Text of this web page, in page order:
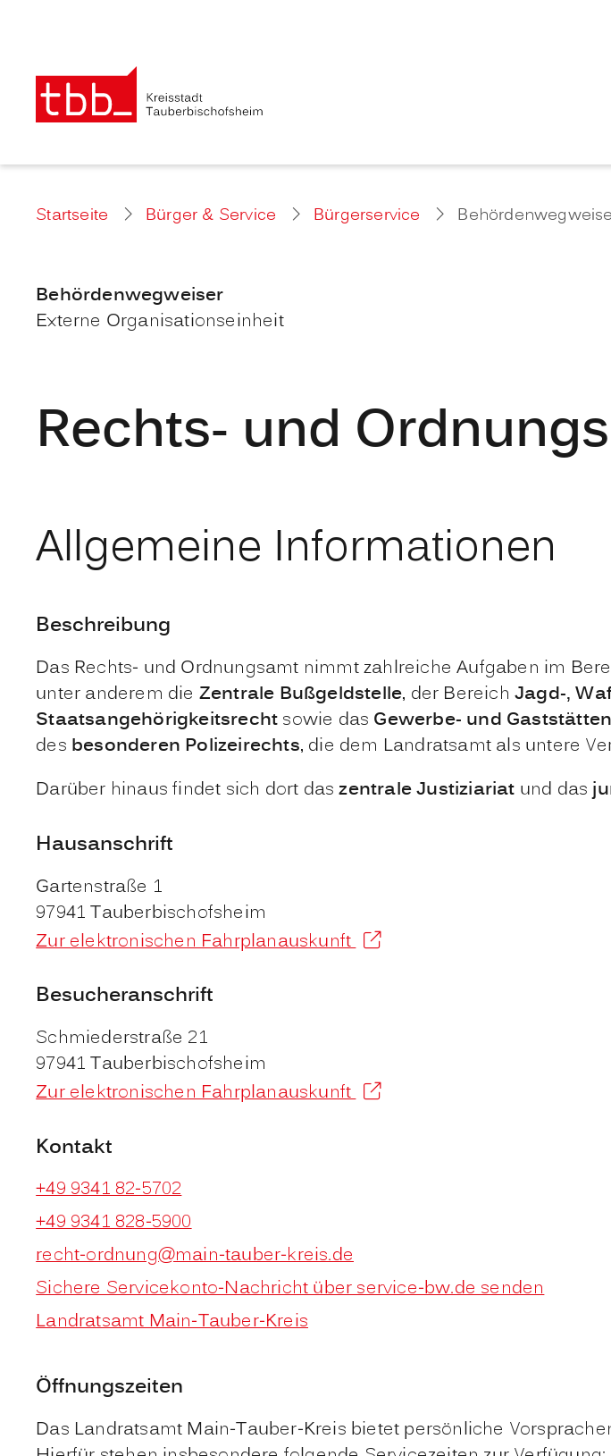
Startseite Bürger & Service Bürgerservice
Behördenwegweiser
Externe Organisationseinheit
Rechts- und
Allgemeine Informationen
Beschreibung
Das Rechts- und Ordnungsamt nimmt zahlreiche Aufgaben im
unter anderem die Zentrale Bußgeldstelle, der BereichJagd-,
Staatsangehörigkeitsrecht sowie das Gewerbe- und
des besonderen Polizeirechts, die dem Landratsamt als untere
Darüber hinaus findet sich dort daszentrale Justiziariat und das
Hausanschrift
Gartenstraße 1
97941 Tauberbischofsheim
Zur elektronischen Fahrplanauskunft
Besucheranschrift
Schmiederstraße 21
97941 Tauberbischofsheim
Zur elektronischen Fahrplanauskunft
Kontakt
+49 9341 82-5702
+49 9341 828-5900
recht-ordnung@main-tauber-kreis.de
Sichere Servicekonto-Nachricht über service-bw.de senden
Landratsamt Main-Tauber-Kreis
Öffnungszeiten
Das Landratsamt Main-Tauber-Kreis bietet persönliche